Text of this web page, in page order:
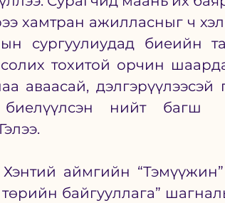
хамтран ажилласныг ч
сургуулиудад биеийн
тохитой орчин
аваасай, дэлгэрүүлээсэй
нийт багш
аймгийн
байгууллага”